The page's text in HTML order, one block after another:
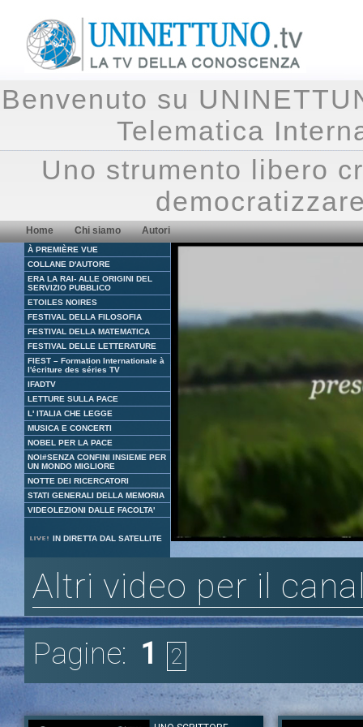
Benvenuto su
Telematica
Uno strumento libero
Home Chi siamo Autori
À PREMIÈRE VUE
COLLANE D'AUTORE
ERA LA RAI- ALLE ORIGINI DEL
SERVIZIO PUBBLICO
ETOILES NOIRES
FESTIVAL DELLA FILOSOFIA
FESTIVAL DELLA MATEMATICA
FESTIVAL DELLE LETTERATURE
FIEST – Formation Internationale à
l'écriture des séries TV
IFADTV
LETTURE SULLA PACE
L' ITALIA CHE LEGGE
MUSICA E CONCERTI
NOBEL PER LA PACE
NOI#SENZA CONFINI INSIEME PER
UN MONDO MIGLIORE
NOTTE DEI RICERCATORI
STATI GENERALI DELLA MEMORIA
VIDEOLEZIONI DALLE FACOLTA'
IN DIRETTA DAL SATELLITE
3.66%
Altri video per il
Pagine: 1 2